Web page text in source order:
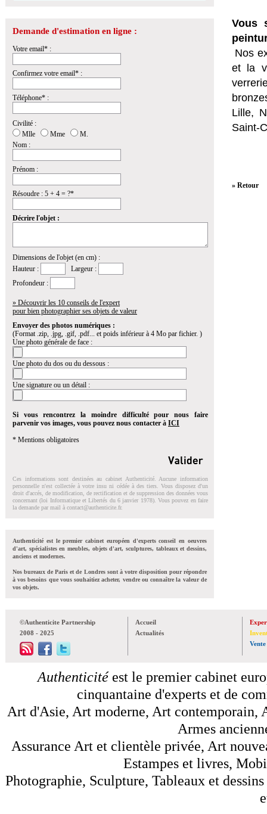
Demande d'estimation en ligne :
Votre email* :
Confirmez votre email* :
Téléphone* :
Civilité :
Mlle
Mme
M.
Nom :
Prénom :
Résoudre : 5 + 4 = ?*
Décrire l'objet :
Dimensions de l'objet (en cm) :
Hauteur :
Largeur :
Profondeur :
» Découvrir les 10 conseils de l'expert
pour bien photographier ses objets de valeur
Envoyer des photos numériques :
(Format .zip, .jpg, .gif, .pdf... et poids inférieur à 4 Mo par fichier. )
Une photo générale de face :
Une photo du dos ou du dessous :
Une signature ou un détail :
Si vous rencontrez la moindre difficulté pour nous faire
parvenir vos images, vous pouvez nous contacter à ICI
* Mentions obligatoires
Ces informations sont destinées au cabinet Authenticité. Aucune information
personnelle n'est collectée à votre insu ni cédée à des tiers. Vous disposez d'un
droit d'accés, de modification, de rectification et de suppression des données vous
concernant (loi Informatique et Libertés du 6 janvier 1978). Vous pouvez en faire
la demande par mail à contact@authenticite.fr.
Authenticité est le premier cabinet européen d'experts conseil en oeuvres
d'art, spécialistes en meubles, objets d'art, sculptures, tableaux et dessins,
anciens et modernes.
Nos bureaux de Paris et de Londres sont à votre disposition pour répondre
à vos besoins que vous souhaitiez acheter, vendre ou connaître la valeur de
vos objets.
Vous
Nos
et la
Lille,
Saint-
» Retour
©Authenticite Partnership
2008 - 2025
Accueil
Actualités
Vente
Authenticitéest le premier cabinet
cinquantaine d'experts et de
Art d'Asie, Art moderne, Art contemporain,
Armes
Assurance Art et clientèle privée, Art
Estampes et livres,
Photographie, Sculpture, Tableaux et